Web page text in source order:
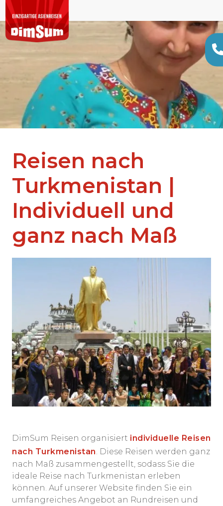
Reisen nach
Turkmenistan |
Individuell und
ganz nach Maß
DimSum Reisen organisiert individuelle Reisen
nach Turkmenistan. Diese Reisen werden ganz
nach Maß zusammengestellt, sodass Sie die
ideale Reise nach Turkmenistan erleben
können. Auf unserer Website finden Sie ein
umfangreiches Angebot an Rundreisen und